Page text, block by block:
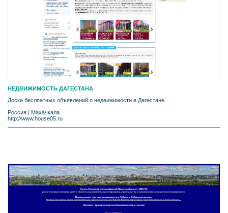
НЕДВИЖИМОСТЬ ДАГЕСТАНА
Доска беслпатных объявлений о недвижимости в Дагестане
Россия | Махачкала
http://www.house05.ru